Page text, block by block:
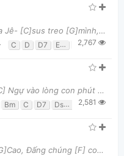
Lời 1 [G]Chính chỗ thập [Em]tự xưa Jê- [C]sus treo [G]mình, [G]Nay tôi xin Chúa xóa muôn [Em]tội
C D D7 Em G2,767
Giê-[G]xu con suy [Em]tôn Ngài [C] Ngự vào lòng con phút [G]này. Hiện hữu [Em]giữa chính nơi [Bm]c
Bm C D7 Dsus4 Em G
2,581
VUA THÁNH [Am]Jesus Vua Chí [G]Cao, Đấng chúng [F] con tôn thờ muôn [Am]đời. [Am]Vì người Ngài chế